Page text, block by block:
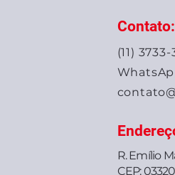
Contato:
(11)
R. Emílio
CEP: